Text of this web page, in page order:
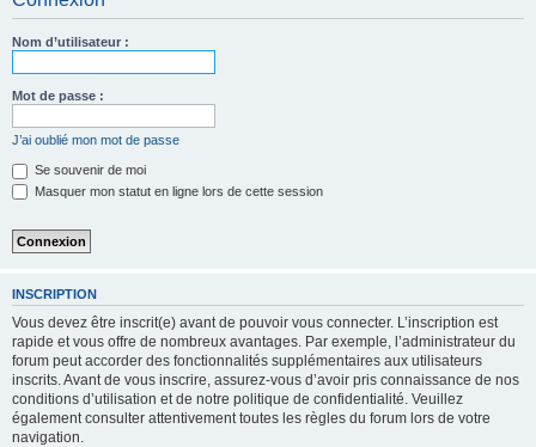
Nom d’utilisateur :
Mot de passe :
J’ai oublié mon mot de passe
Se souvenir de moi
Masquer mon statut en ligne lors de cette session
INSCRIPTION
Vous devez être inscrit(e) avant de pouvoir vous connecter. L’inscription est
rapide et vous offre de nombreux avantages. Par exemple, l’administrateur du
forum peut accorder des fonctionnalités supplémentaires aux utilisateurs
inscrits. Avant de vous inscrire, assurez-vous d’avoir pris connaissance de nos
conditions d’utilisation et de notre politique de confidentialité. Veuillez
également consulter attentivement toutes les règles du forum lors de votre
navigation.